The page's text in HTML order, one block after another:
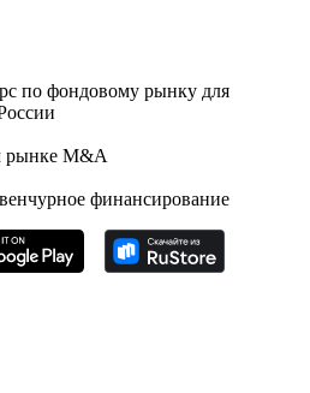
по фондовому рынку для
рынке M&A
финансирование